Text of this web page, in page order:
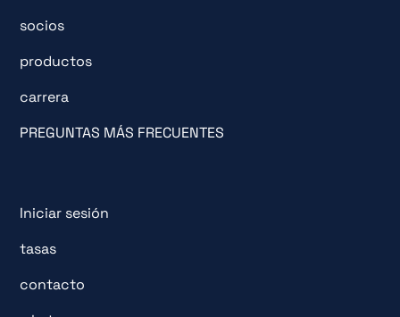
socios
productos
carrera
PREGUNTAS MÁS FRECUENTES
Iniciar sesión
tasas
contacto